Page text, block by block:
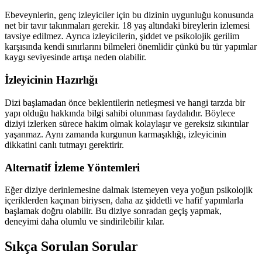
Ebeveynlerin, genç izleyiciler için bu dizinin uygunluğu konusunda
net bir tavır takınmaları gerekir. 18 yaş altındaki bireylerin izlemesi
tavsiye edilmez. Ayrıca izleyicilerin, şiddet ve psikolojik gerilim
karşısında kendi sınırlarını bilmeleri önemlidir çünkü bu tür yapımlar
kaygı seviyesinde artışa neden olabilir.
İzleyicinin Hazırlığı
Dizi başlamadan önce beklentilerin netleşmesi ve hangi tarzda bir
yapı olduğu hakkında bilgi sahibi olunması faydalıdır. Böylece
diziyi izlerken sürece hakim olmak kolaylaşır ve gereksiz sıkıntılar
yaşanmaz. Aynı zamanda kurgunun karmaşıklığı, izleyicinin
dikkatini canlı tutmayı gerektirir.
Alternatif İzleme Yöntemleri
Eğer diziye derinlemesine dalmak istemeyen veya yoğun psikolojik
içeriklerden kaçınan biriysen, daha az şiddetli ve hafif yapımlarla
başlamak doğru olabilir. Bu diziye sonradan geçiş yapmak,
deneyimi daha olumlu ve sindirilebilir kılar.
Sıkça Sorulan Sorular